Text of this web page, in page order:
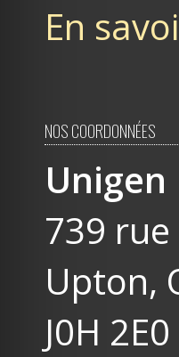
En
NOS COORDONNÉES
Unigen
739
Upton,
J0H 2E0